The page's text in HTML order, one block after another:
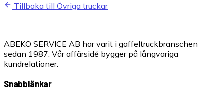
Tillbaka till Övriga truckar
ABEKO SERVICE AB har varit i gaffeltruckbranschen
sedan 1987. Vår affärsidé bygger på långvariga
kundrelationer.
Snabblänkar